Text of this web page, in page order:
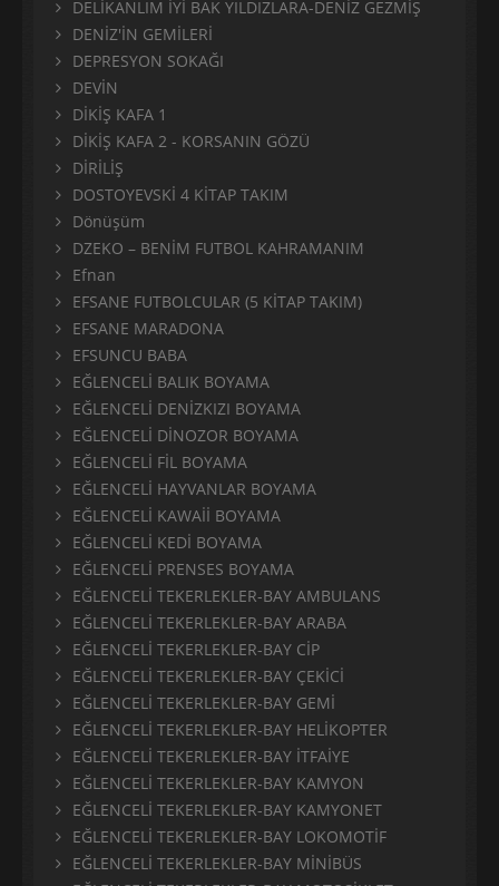
DELİKANLIM İYİ BAK YILDIZLARA-DENİZ GEZMİŞ
DENİZ'İN GEMİLERİ
DEPRESYON SOKAĞI
DEVİN
DİKİŞ KAFA 1
DİKİŞ KAFA 2 - KORSANIN GÖZÜ
DİRİLİŞ
DOSTOYEVSKİ 4 KİTAP TAKIM
Dönüşüm
DZEKO – BENİM FUTBOL KAHRAMANIM
Efnan
EFSANE FUTBOLCULAR (5 KİTAP TAKIM)
EFSANE MARADONA
EFSUNCU BABA
EĞLENCELİ BALIK BOYAMA
EĞLENCELİ DENİZKIZI BOYAMA
EĞLENCELİ DİNOZOR BOYAMA
EĞLENCELİ FİL BOYAMA
EĞLENCELİ HAYVANLAR BOYAMA
EĞLENCELİ KAWAİİ BOYAMA
EĞLENCELİ KEDİ BOYAMA
EĞLENCELİ PRENSES BOYAMA
EĞLENCELİ TEKERLEKLER-BAY AMBULANS
EĞLENCELİ TEKERLEKLER-BAY ARABA
EĞLENCELİ TEKERLEKLER-BAY CİP
EĞLENCELİ TEKERLEKLER-BAY ÇEKİCİ
EĞLENCELİ TEKERLEKLER-BAY GEMİ
EĞLENCELİ TEKERLEKLER-BAY HELİKOPTER
EĞLENCELİ TEKERLEKLER-BAY İTFAİYE
EĞLENCELİ TEKERLEKLER-BAY KAMYON
EĞLENCELİ TEKERLEKLER-BAY KAMYONET
EĞLENCELİ TEKERLEKLER-BAY LOKOMOTİF
EĞLENCELİ TEKERLEKLER-BAY MİNİBÜS